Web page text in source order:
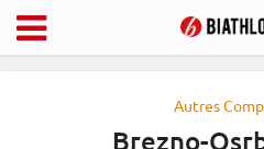
Autres
Brezno-